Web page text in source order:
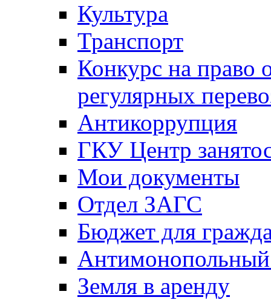
Культура
Транспорт
Конкурс на право
регулярных
Антикоррупция
ГКУ Центр
Мои документы
Отдел ЗАГС
Бюджет для
Антимонопольный
Земля в аренду